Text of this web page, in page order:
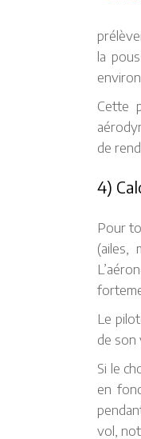
la
Cette
de
4)
Pour
(ailes,
Le
de son
Si le
en
vol,